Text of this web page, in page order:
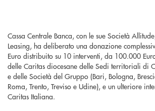
Cassa Centrale Banca, con le sue Società
Leasing, ha deliberato una donazione
Euro distribuito su 10 interventi, da 100.000
delle Caritas diocesane delle Sedi territoriali di
e delle Società del Gruppo (Bari, Bologna,
Roma, Trento, Treviso e Udine), e un ulteriore
Caritas Italiana.